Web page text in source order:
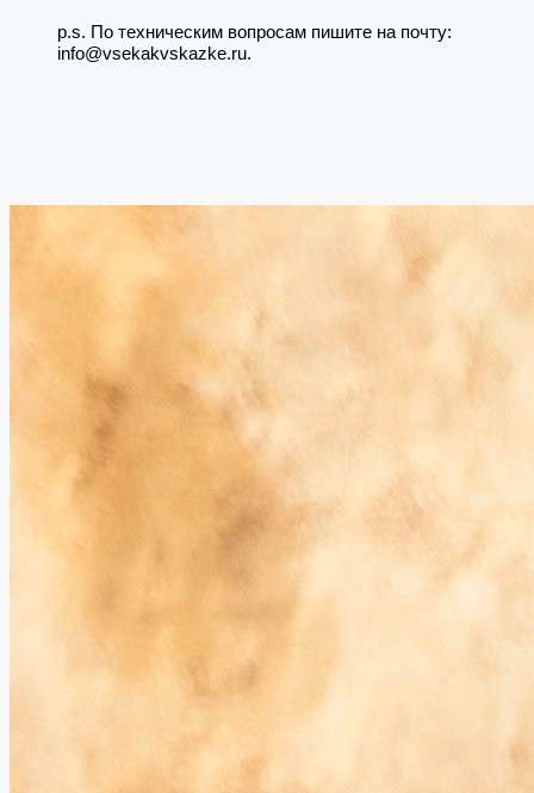
p.s. По техническим вопросам пишите на почту:
info@vsekakvskazke.ru.